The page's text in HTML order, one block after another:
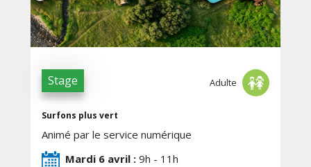
Stage Adulte
Surfons plus vert
Animé par le service numérique
Mardi 6 avril : 9h - 11h